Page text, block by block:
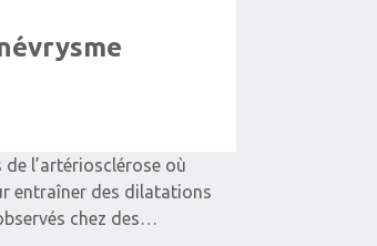
l’artériosclérose où
entraîner des dilatations
chez des…